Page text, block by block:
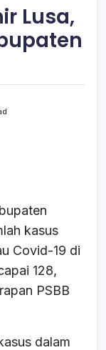
Lusa,
kasus
Covid-19 di
128,
PSBB
dalam